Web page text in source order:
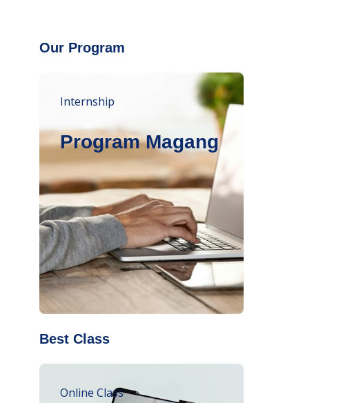
Our Program
Internship
Program Magang
Best Class
Online Class